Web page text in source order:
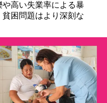
高い失業率による暴
困問題はより深刻な